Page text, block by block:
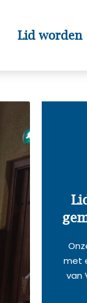
Lid worden
met
van